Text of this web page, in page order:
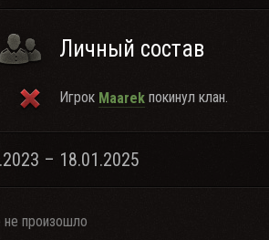
Личный состав
Игрок Maarek покинул клан.
– 18.01.2025
не произошло